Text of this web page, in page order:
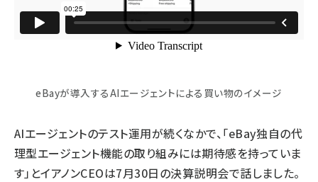
eBayが導入するAIエージェントによる買い物のイメージ
AIエージェントのテスト運用が続くなかで、「eBay独自の代
理型エージェント機能の取り組みには期待感を持っていま
す」とイアノンCEOは7月30日の決算説明会で話しました。